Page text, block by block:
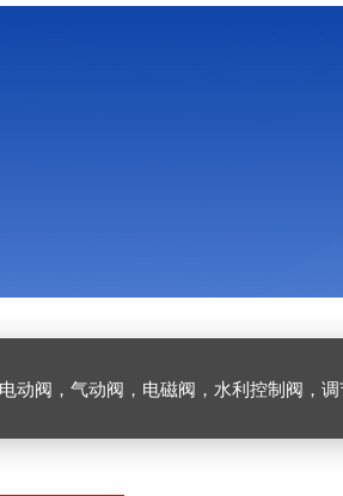
电动阀，气动阀，电磁阀，水利控制阀，调节